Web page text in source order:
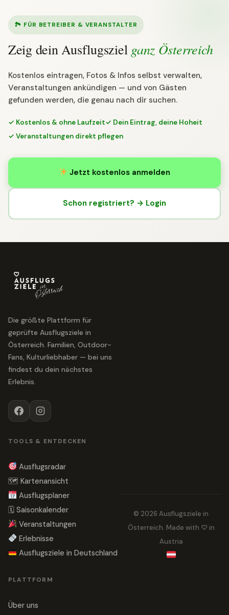
🏞 FÜR BETREIBER & VERANSTALTER
Zeig dein Ausflugsziel ganz Österreich
Kostenlos eintragen, Fotos & Infos selbst verwalten,
Veranstaltungen ankündigen — und von Gästen
gefunden werden, die genau nach dir suchen.
✓ Kostenlos & ohne Laufzeit✓ Dein Eintrag, deine Hoheit
✓ Veranstaltungen direkt pflegen
Jetzt kostenlos anmelden
Schon registriert? → Login
Die größte Plattform für
geprüfte Ausflugsziele in
Österreich. Familien, Outdoor-
Fans, Kulturliebhaber — bei uns
findest du dein nächstes
Erlebnis.
TOOLS & ENTDECKEN
Ausflugsradar
🗺 Kartenansicht
Ausflugsplaner
🗓 Saisonkalender
Veranstaltungen
Erlebnisse
Ausflugsziele in Deutschland
PLATTFORM
Über uns
© 2026 Ausflugsziele in
Österreich. Made with ♡ in
Austria